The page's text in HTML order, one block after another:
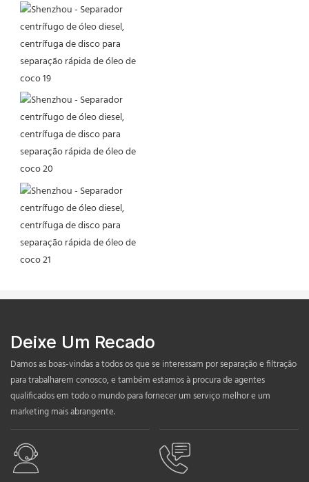
Deixe Um Recado
Damos as boas-vindas a todos os que se interessam por separação e filtração
para trabalharem conosco, e também estamos à procura de agentes
qualificados em todo o mundo para fornecer um serviço melhor e um
marketing mais abrangente.